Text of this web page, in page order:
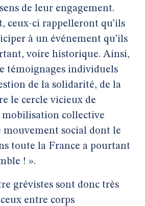
de leur engagement.
ceux-ci rappelleront qu’ils
à un événement qu’ils
voire historique. Ainsi,
témoignages individuels
de la solidarité, de la
le cercle vicieux de
mobilisation collective
mouvement social dont le
toute la France a pourtant
! ».
grévistes sont donc très
entre corps